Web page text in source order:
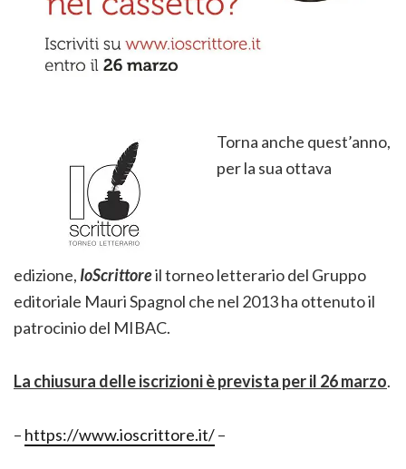
Torna anche quest’anno,
per la sua ottava
edizione, IoScrittoreil torneo letterariodel Gruppo
editoriale Mauri Spagnol che nel 2013 ha ottenuto il
patrocinio del MIBAC.
La chiusura delle iscrizioniè prevista per il 26 marzo.
– https://www.ioscrittore.it/–